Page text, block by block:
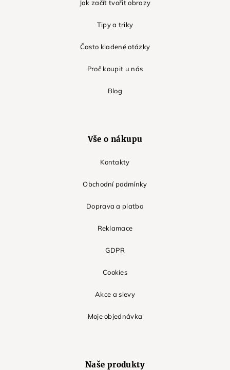
Jak začít tvořit obrazy
Tipy a triky
Často kladené otázky
Proč koupit u nás
Blog
Vše o nákupu
Kontakty
Obchodní podmínky
Doprava a platba
Reklamace
GDPR
Cookies
Akce a slevy
Moje objednávka
Naše produkty